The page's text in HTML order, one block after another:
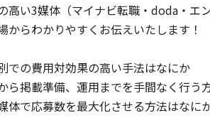
高い3媒体（マイナビ転職・doda・エ
からわかりやすくお伝えいたします！
での費用対効果の高い手法はなにか
ら掲載準備、運用までを手間なく行う
体で応募数を最大化させる方法はなに